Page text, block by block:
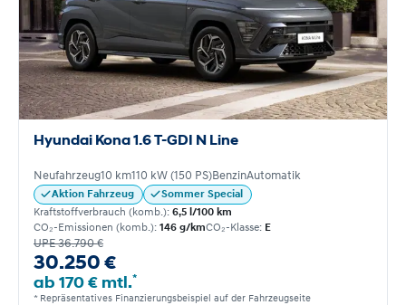
Hyundai Kona 1.6 T-GDI N Line
Neufahrzeug10 km110 kW (150 PS)BenzinAutomatik
Aktion Fahrzeug
Sommer Special
Kraftstoffverbrauch (komb.): 6,5 l/100 km
CO₂-Emissionen (komb.): 146 g/kmCO₂-Klasse: E
UPE 36.790 €
30.250 €
ab 170 € mtl.*
* Repräsentatives Finanzierungsbeispiel auf der Fahrzeugseite